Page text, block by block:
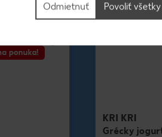
ponuka!
KRI KRI
Grécky
Odmietnuť Povoliť všetky